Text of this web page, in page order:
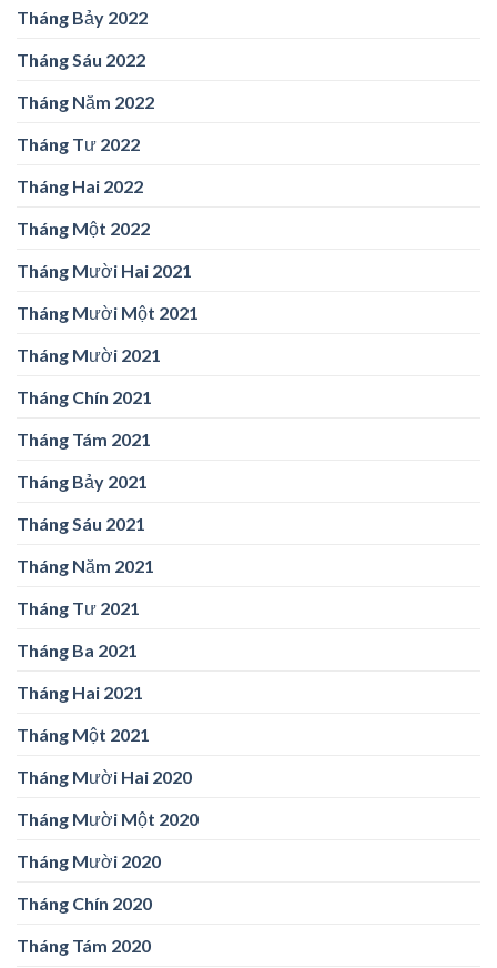
Tháng Bảy 2022
Tháng Sáu 2022
Tháng Năm 2022
Tháng Tư 2022
Tháng Hai 2022
Tháng Một 2022
Tháng Mười Hai 2021
Tháng Mười Một 2021
Tháng Mười 2021
Tháng Chín 2021
Tháng Tám 2021
Tháng Bảy 2021
Tháng Sáu 2021
Tháng Năm 2021
Tháng Tư 2021
Tháng Ba 2021
Tháng Hai 2021
Tháng Một 2021
Tháng Mười Hai 2020
Tháng Mười Một 2020
Tháng Mười 2020
Tháng Chín 2020
Tháng Tám 2020